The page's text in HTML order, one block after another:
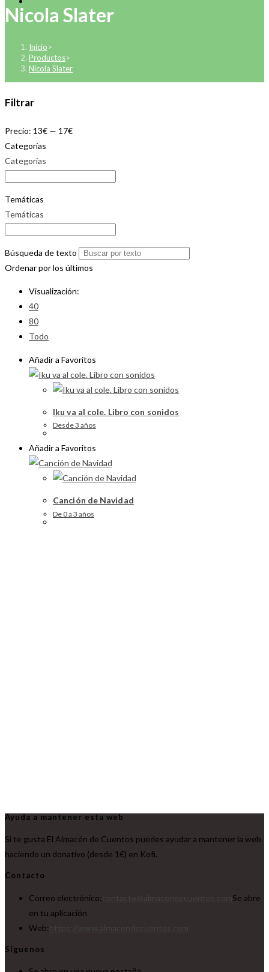
Nicola Slater
Inicio>
Productos>
Nicola Slater
Filtrar
Precio: 13€ — 17€
Categorías
Categorías
Temáticas
Temáticas
Búsqueda de texto
Ordenar por los últimos
Visualización:
40
80
Todo
Añadir a Favoritos
Iku va al cole. Libro con sonidos
Desde 3 años
Añadir a Favoritos
Canción de Navidad
De 0 a 3 años
Ayuda a mantener esta web
Si te gusta El Almacén de Cuentos puedes ayudar a mantener la web
haciendo un donativo (desde 1€) en Kofi.
Contacto
Correo electrónico:
Se abre
en tu aplicación
Web:
Síguenos